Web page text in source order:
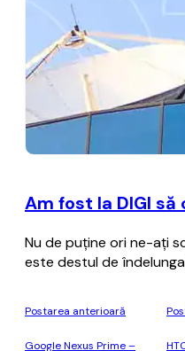
Am fost la DIGI
Nu de puţine ori ne-aţi
este destul de
Postarea anterioară
Google Nexus Prime –